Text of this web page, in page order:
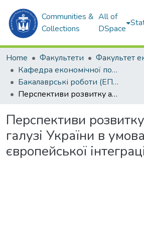
Communities &
Collections
All of
DSpace
Home Факультети
Кафедра економічної політики та безпеки (ЕП та Б)
Бакалаврські роботи (ЕП та Б)
Перспективи розвитку авіаційної галузі України в умовах європейської інтеграції
Перспективи розвитку
галузі України в
європейської